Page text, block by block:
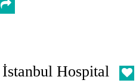
İstanbul Hospital